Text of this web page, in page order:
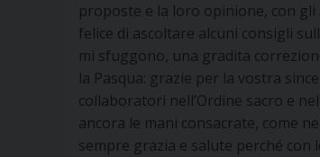
proposte e la loro opinione, con
felice di ascoltare alcuni consigli
mi sfuggono, una gradita
la Pasqua: grazie per la vostra
collaboratori nell’Ordine sacro e
ancora le mani consacrate, come
sempre grazia e salute perché